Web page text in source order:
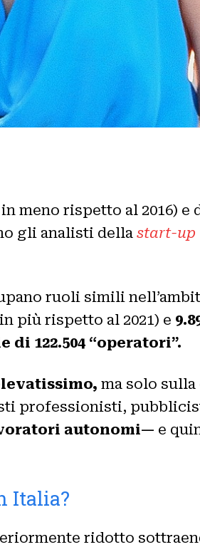
meno rispetto al 2016) e
gli analisti della start-up
ruoli simili
in più rispetto al 2021) e
di 122.504 “operatori”.
ma solo
professionisti,
autonomi— e
Italia?
ridotto